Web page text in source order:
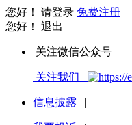
您好！ 请登录 免费注册
您好！ 退出
关注微信公众号
关注我们
信息披露 |